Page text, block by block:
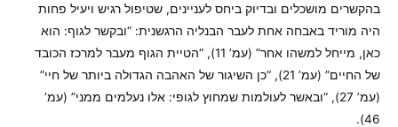
בהקשרים מושכלים ובדיוק ביחס לעניינים, שטיפול רגיש ויעיל פחות
היה מוריד באבחה אחת לעבר הבנליה הרגשנית: “ובקשר לגוף: הוא
כאן, מייחל למשהו אחר” (עמ’ 11), “הטיית הגוף מעבר למרכז הכובד
של החיים” (עמ’ 21), “כן השיגור של האהבה הגדולה ביותר של חיי”
(עמ’ 27), “ובאשר לעולמות שמחוץ לגופי: אלו נעלמים ממני” (עמ’
46).